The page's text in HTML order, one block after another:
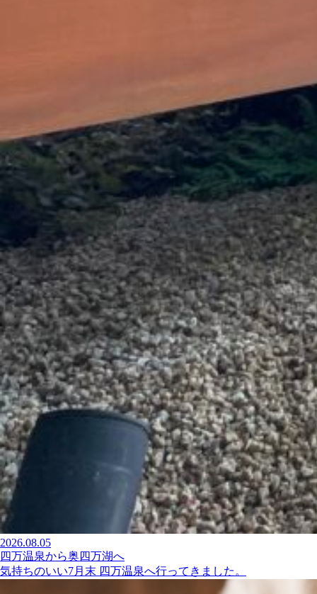
2026.08.05
四万温泉から奥四万湖へ
気持ちのいい7月末 四万温泉へ行ってきました。